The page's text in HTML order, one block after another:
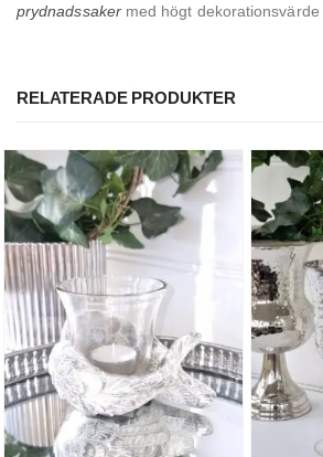
prydnadssakermed högt dekorationsvärde
RELATERADE PRODUKTER